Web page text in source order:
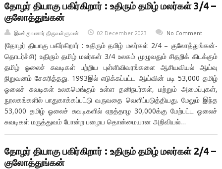
தோழர் தியாகு பகிர்கிறார் : உதிரும் தமிழ் மலர்கள் 3/4 –
குலோத்துங்கன்
இலக்குவனார் திருவள்ளுவன் 02 December 2023 No Comment
(தோழர் தியாகு பகிர்கிறார் : உதிரும் தமிழ் மலர்கள் 2/4 – குலோத்துங்கன்-
தொடர்ச்சி) உதிரும் தமிழ் மலர்கள் 3/4 உலகம் முழுவதும் சிதறிக் கிடக்கும்
தமிழ் ஓலைச் சுவடிகள் பற்றிய புள்ளிவிவரங்களை ஆசியவியல் ஆய்வு
நிறுவனம் சேகரித்தது. 1993இல் எடுக்கப்பட்ட ஆய்வின் படி 53,000 தமிழ்
ஓலைச் சுவடிகள் உலகமெங்கும் உள்ள தனிநபர்கள், மற்றும் அமைப்புகள்,
நூலகங்களில் பாதுகாக்கப்பட்டு வருவதை வெளிப்படுத்தியது. மேலும் இந்த
53,000 தமிழ் ஓலைச் சுவடிகளில் ஏறத்தாழ 30,000க்கு மேற்பட்ட ஓலைச்
சுவடிகள் மருத்துவம் போன்ற பழைய தொன்மையான அறிவியல்…
தோழர் தியாகு பகிர்கிறார் : உதிரும் தமிழ் மலர்கள் 2/4 –
குலோத்துங்கன்